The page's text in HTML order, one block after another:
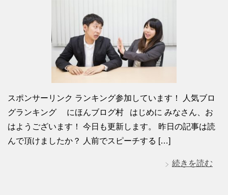
スポンサーリンク ランキング参加しています！ 人気ブロ
グランキング にほんブログ村 はじめに みなさん、お
はようございます！ 今日も更新します。 昨日の記事は読
んで頂けましたか？ 人前でスピーチする […]
続きを読む